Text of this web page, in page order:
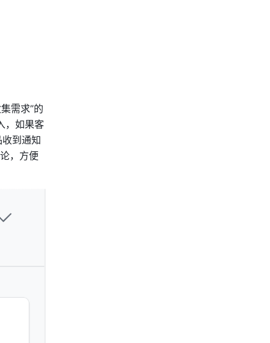
需求”的
，如果客
到通知
，方便